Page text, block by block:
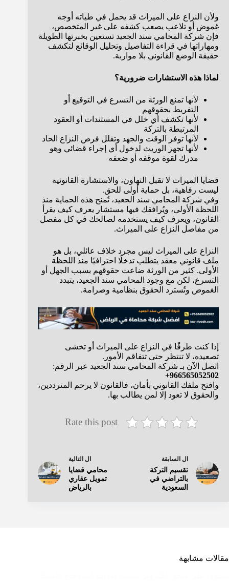
ولأن النزاع على الميراث قد يحمل في طياته أوجه
غموض أو تلاعب يصعب كشفه على غير المتخصص،
فإن شركة المحامي سند الجعيد تستعين بخبرتها الطويلة
ومهاراتها في قراءة التفاصيل وتحليل الوقائع لتكشف
حقيقة الوضع القانوني بلا مواربة.
لماذا هذه الاستشارات ضرورية؟
لأنها تمنع الورثة من التسرع في التوقيع أو
التفريط بحقوقهم
لأنها تكشف أي خلل في المستندات أو العقود
المرتبطة بالتركة
لأنها توفر الوقت والجهد وتقلل فرص النزاع الحاد
لأنها تجهز الوريث لدخول أي إجراء قضائي وهو
مدرك لقوة موقفه أو ضعفه
قضايا الميراث لا تقبل التهاون، والاستشارة القانونية
ليست رفاهية، بل حماية أولى للحق.
وفي شركة المحامي سند الجعيد، تُمنح هذه الحماية منذ
اللحظة الأولى، ويُرافقك فيها مستشار يعرف كيف يقرأ
القانون، ويعرف كيف يستخدمه لصالحك في كل مفصل
من مفاصل النزاع على الميراث.
النزاع على الميراث ليس مجرد خلاف عائلي، بل هو
ملف قانوني معقد يتطلب تدخلًا احترافيًا منذ اللحظة
الأولى. كثير من الورثة ضاعت حقوقهم بسبب الجهل أو
التسرع، لكن مع وجود المحامي سند الجعيد، يتبدد
الغموض وتُسترد الحقوق بنظامية وصرامة.
إذا كنت طرفًا في النزاع على الميراث أو تخشى
تصعيده، لا تنتظر حتى تتفاقم الأمور.
اتصل الآن بـ شركة المحامي سند الجعيد عبر الرقم:
966565052502+
وافتح ملفك القانوني بأمان، فالقانون لا يرحم المترددين،
والحقوق لا تعود إلا لمن يطالب بها.
Rate this post
ال السابقة
تقسيم التركة
بالتراضي في
السعودية
ال التالية
محامي قضايا
تمويل عقاري
بالرياض
مقالات مشابهة